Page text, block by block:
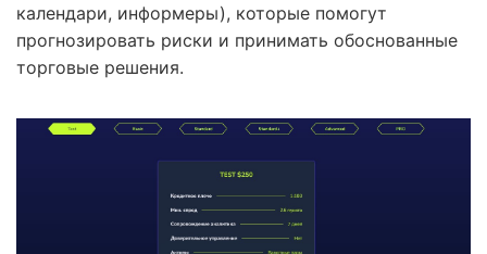
календари, информеры), которые помогут
прогнозировать риски и принимать обоснованные
торговые решения.